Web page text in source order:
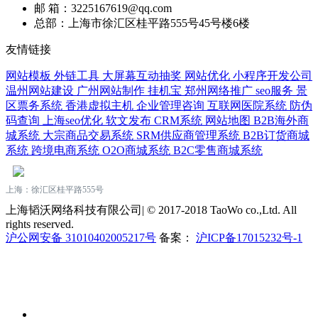
邮 箱：3225167619@qq.com
总部：上海市徐汇区桂平路555号45号楼6楼
友情链接
网站模板 外链工具 大屏幕互动抽奖 网站优化 小程序开发公司
温州网站建设 广州网站制作 挂机宝 郑州网络推广 seo服务 景
区票务系统 香港虚拟主机 企业管理咨询 互联网医院系统 防伪
码查询
上海seo优化 软文发布 CRM系统 网站地图 B2B海外商
城系统 大宗商品交易系统 SRM供应商管理系统 B2B订货商城
系统 跨境电商系统 O2O商城系统 B2C零售商城系统
上海：徐汇区桂平路555号
上海韬沃网络科技有限公司| © 2017-2018 TaoWo co.,Ltd. All
rights reserved.
沪公网安备 31010402005217号 备案： 沪ICP备17015232号-1